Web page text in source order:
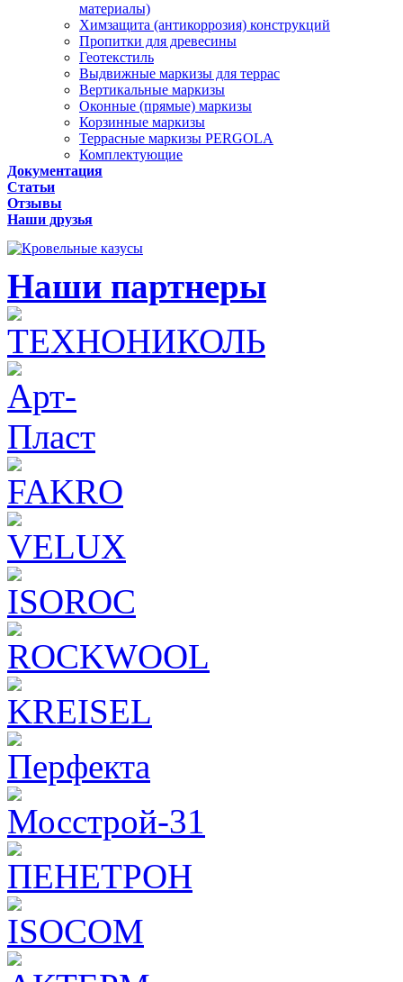
материалы)
Химзащита (антикоррозия) конструкций
Пропитки для древесины
Геотекстиль
Выдвижные маркизы для террас
Вертикальные маркизы
Оконные (прямые) маркизы
Корзинные маркизы
Террасные маркизы PERGOLA
Комплектующие
Документация
Статьи
Отзывы
Наши друзья
Наши партнеры